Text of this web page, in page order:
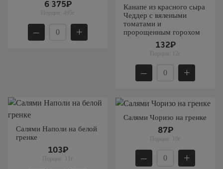
6 375₽
Порция: 495г
– +
Канапе из красного сыра
Чеддер с вялеными
томатами и
пророщенным горохом
132₽
Порция: 12г
– +
Салями Наполи на белой
гренке
103₽
Порция: 11г
Салями Чоризо на гренке
87₽
Порция: 10г
– +